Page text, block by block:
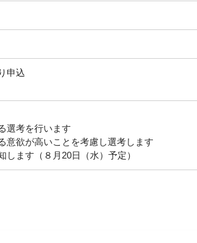
申込
選考を行います
意欲が高いことを考慮し選考します
ます（８月20日（水）予定）